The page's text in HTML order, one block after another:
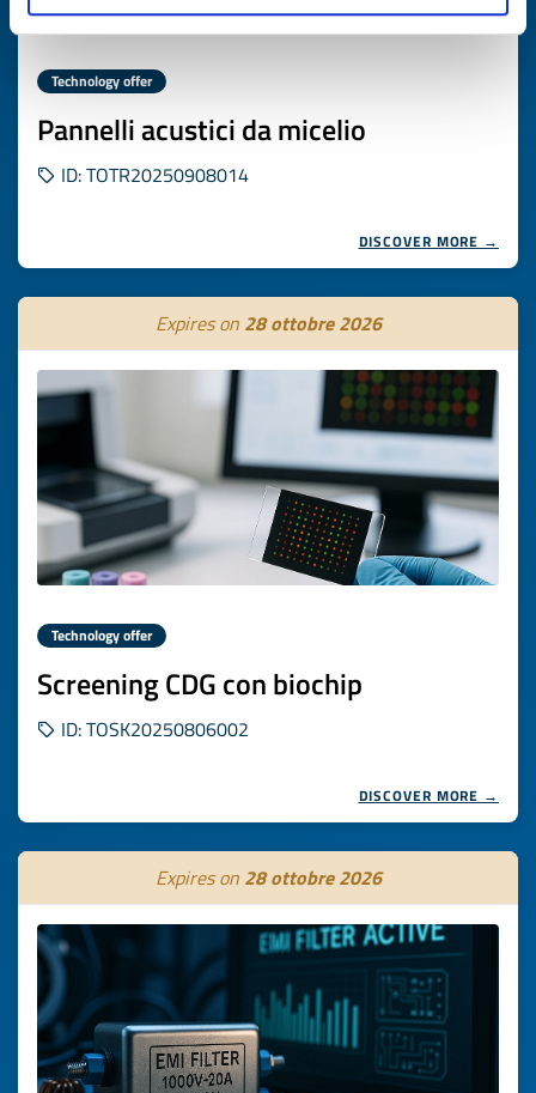
Technology offer
Pannelli acustici da micelio
ID: TOTR20250908014
DISCOVER MORE →
Expires on 28 ottobre 2026
Technology offer
Screening CDG con biochip
ID: TOSK20250806002
DISCOVER MORE →
Expires on 28 ottobre 2026